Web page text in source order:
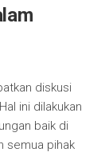
diskusi
ini dilakukan
baik di
semua pihak